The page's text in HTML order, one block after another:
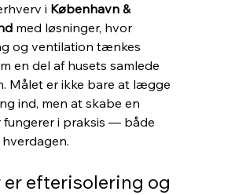
i København &
med løsninger, hvor
og ventilation tænkes
en del af husets samlede
Målet er ikke bare at lægge
ind, men at skabe en
fungerer i praksis — både
efterisolering og